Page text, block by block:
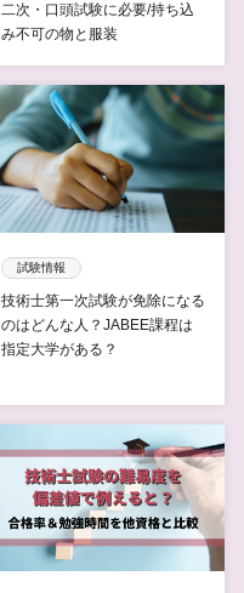
二次・口頭試験に必要/持ち込
み不可の物と服装
試験情報
技術士第一次試験が免除になる
のはどんな人？JABEE課程は
指定大学がある？